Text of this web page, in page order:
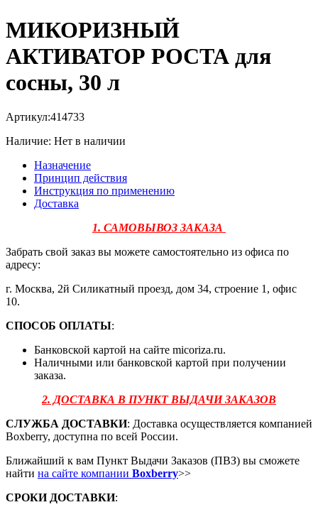
МИКОРИЗНЫЙ
АКТИВАТОР РОСТА для
сосны, 30 л
Артикул:414733
Наличие: Нет в наличии
Назначение
Принцип действия
Инструкция по применению
Доставка
1. САМОВЫВОЗ ЗАКАЗА
Забрать свой заказ вы можете самостоятельно из офиса по
адресу:
г. Москва, 2й Силикатный проезд, дом 34, строение 1, офис
10.
СПОСОБ ОПЛАТЫ:
Банковской картой на сайте micoriza.ru.
Наличными или банковской картой при получении
заказа.
2. ДОСТАВКА В ПУНКТ ВЫДАЧИ ЗАКАЗОВ
СЛУЖБА ДОСТАВКИ: Доставка осуществляется компанией
Boxberry, доступна по всей России.
Ближайший к вам Пункт Выдачи Заказов (ПВЗ) вы сможете
найти на сайте компании Boxberry>>
СРОКИ ДОСТАВКИ: